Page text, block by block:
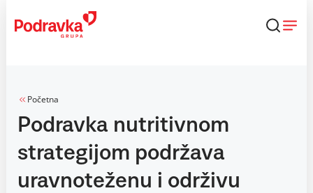
content
Početna
Podravka nutritivnom
strategijom podržava
uravnoteženu i održivu